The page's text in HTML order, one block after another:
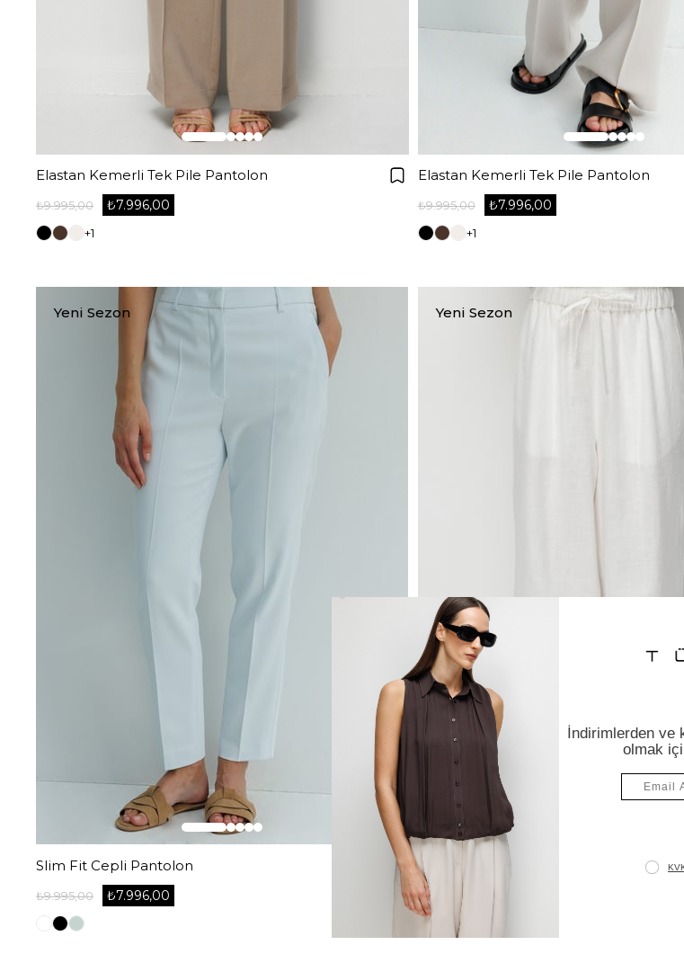
Elastan Kemerli Tek Pile Pantolon
₺7.996,00
₺9.995,00
+1
Elastan Kemerli Tek Pile Pantolon
₺7.996,00
₺9.995,00
+1
Slim Fit Cepli Pantolon
₺7.996,00
₺9.995,00
Yeni Sezon
Elastan Kemerli Pensli Keten Pantolon
₺10.795,00
Yeni Sezon